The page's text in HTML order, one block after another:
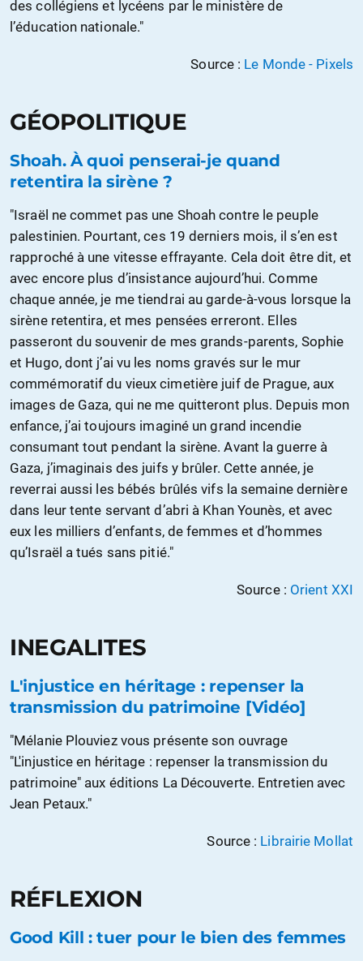
des collégiens et lycéens par le ministère de
l’éducation nationale."
Source : Le Monde - Pixels
GÉOPOLITIQUE
Shoah. À quoi penserai-je quand
retentira la sirène ?
"Israël ne commet pas une Shoah contre le peuple
palestinien. Pourtant, ces 19 derniers mois, il s’en est
rapproché à une vitesse effrayante. Cela doit être dit, et
avec encore plus d’insistance aujourd’hui. Comme
chaque année, je me tiendrai au garde-à-vous lorsque la
sirène retentira, et mes pensées erreront. Elles
passeront du souvenir de mes grands-parents, Sophie
et Hugo, dont j’ai vu les noms gravés sur le mur
commémoratif du vieux cimetière juif de Prague, aux
images de Gaza, qui ne me quitteront plus. Depuis mon
enfance, j’ai toujours imaginé un grand incendie
consumant tout pendant la sirène. Avant la guerre à
Gaza, j’imaginais des juifs y brûler. Cette année, je
reverrai aussi les bébés brûlés vifs la semaine dernière
dans leur tente servant d’abri à Khan Younès, et avec
eux les milliers d’enfants, de femmes et d’hommes
qu’Israël a tués sans pitié."
Source : Orient XXI
INEGALITES
L'injustice en héritage : repenser la
transmission du patrimoine [Vidéo]
"Mélanie Plouviez vous présente son ouvrage
"L'injustice en héritage : repenser la transmission du
patrimoine" aux éditions La Découverte. Entretien avec
Jean Petaux."
Source : Librairie Mollat
RÉFLEXION
Good Kill : tuer pour le bien des femmes